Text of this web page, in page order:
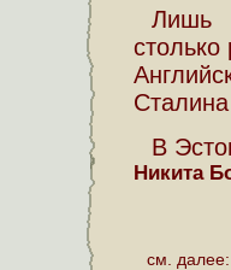
Лишь
столько
Сталина
В
Никита
см. далее: